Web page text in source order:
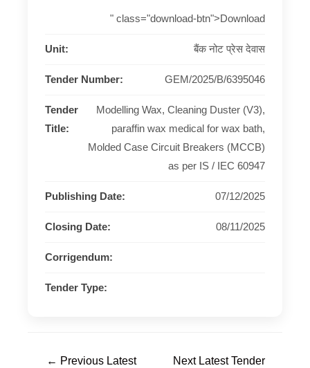
" class="download-btn">Download
Unit: बैंक नोट प्रेस देवास
Tender Number: GEM/2025/B/6395046
Tender
Title:
Modelling Wax, Cleaning Duster (V3),
paraffin wax medical for wax bath,
Molded Case Circuit Breakers (MCCB)
as per IS / IEC 60947
Publishing Date: 07/12/2025
Closing Date: 08/11/2025
Corrigendum:
Tender Type:
← Previous Latest
Next Latest Tender